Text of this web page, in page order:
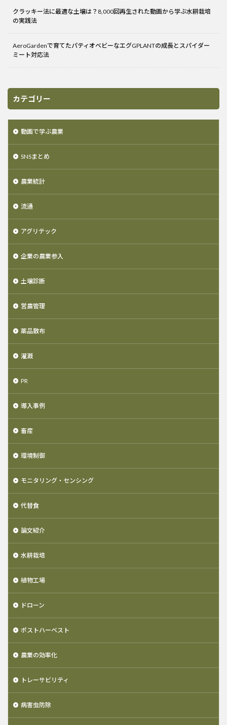
クラッキー法に最適な土壌は？8,000回再生された動画から学ぶ水耕栽培
の実践法
AeroGardenで育てたパティオベビーなエグGPLANTの成長とスパイダー
ミート対応法
カテゴリー
動画で学ぶ農業
SNSまとめ
農業統計
流通
アグリテック
企業の農業参入
土壌診断
営農管理
薬品散布
灌漑
PR
導入事例
畜産
環境制御
モニタリング・センシング
代替食
論文紹介
水耕栽培
植物工場
ドローン
ポストハーベスト
農業の効率化
トレーサビリティ
病害虫防除